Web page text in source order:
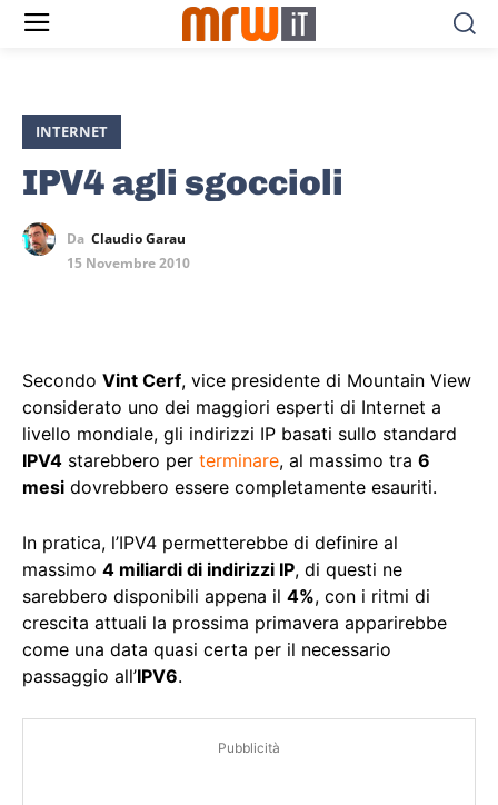
INTERNET
IPV4 agli sgoccioli
Da Claudio Garau
15 Novembre 2010
Secondo Vint Cerf, vice presidente di Mountain View
considerato uno dei maggiori esperti di Internet a
livello mondiale, gli indirizzi IP basati sullo standard
IPV4 starebbero per terminare, al massimo tra 6
mesi dovrebbero essere completamente esauriti.
In pratica, l’IPV4 permetterebbe di definire al
massimo 4 miliardi di indirizzi IP, di questi ne
sarebbero disponibili appena il 4%, con i ritmi di
crescita attuali la prossima primavera apparirebbe
come una data quasi certa per il necessario
passaggio all’IPV6.
Pubblicità